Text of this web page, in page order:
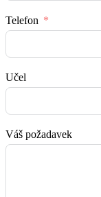
Telefon
Učel
Váš požadavek